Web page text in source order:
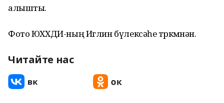
алышты.
Фото ЮХХДИ-ның Иглин бүлексәһе төркөмөнән.
Читайте нас